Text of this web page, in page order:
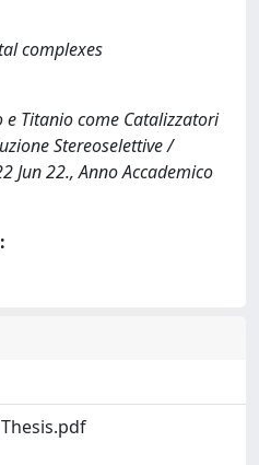
complexes
e Titanio come Catalizzatori
Stereoselettive /
Jun 22., Anno Accademico